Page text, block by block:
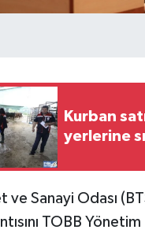
Kurban
yerlerine
ve Sanayi Odası
TOBB Yönetim